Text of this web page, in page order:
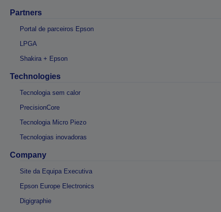
Partners
Portal de parceiros Epson
LPGA
Shakira + Epson
Technologies
Tecnologia sem calor
PrecisionCore
Tecnologia Micro Piezo
Tecnologias inovadoras
Company
Site da Equipa Executiva
Epson Europe Electronics
Digigraphie